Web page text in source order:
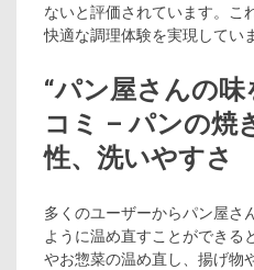
ないと評価されています。こ
快適な調理体験を実現してい
“パン屋さんの味
コミ – パンの焼
性、洗いやすさ
多くのユーザーからパン屋さ
ように温め直すことができる
やお惣菜の温め直し、揚げ物